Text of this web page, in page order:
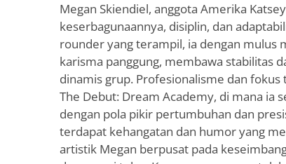
Megan Skiendiel, anggota Amerika
keserbagunaannya, disiplin, dan
rounder yang terampil, ia dengan mulus
karisma panggung, membawa stabilitas
dinamis grup. Profesionalisme dan
The Debut: Dream Academy, di mana ia
dengan pola pikir pertumbuhan dan
terdapat kehangatan dan humor yang
artistik Megan berpusat pada